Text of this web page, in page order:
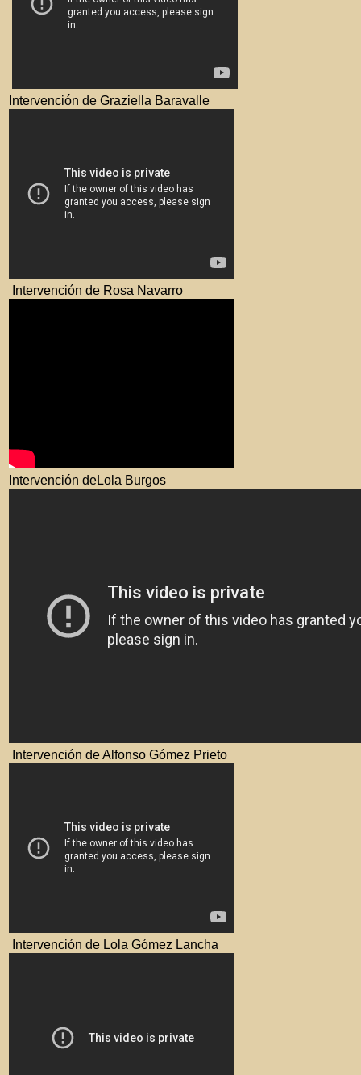
Intervención de Graziella Baravalle
Intervención de Rosa Navarro
Intervención deLola Burgos
Intervención de Alfonso Gómez Prieto
Intervención de Lola Gómez Lancha